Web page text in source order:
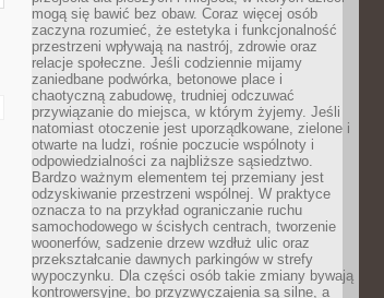
mogą się bawić bez obaw. Coraz więcej osób
zaczyna rozumieć, że estetyka i funkcjonalność
przestrzeni wpływają na nastrój, zdrowie oraz
relacje społeczne. Jeśli codziennie mijamy
zaniedbane podwórka, betonowe place i
chaotyczną zabudowę, trudniej odczuwać
przywiązanie do miejsca, w którym żyjemy. Jeśli
natomiast otoczenie jest uporządkowane, zielone i
otwarte na ludzi, rośnie poczucie wspólnoty i
odpowiedzialności za najbliższe sąsiedztwo.
Bardzo ważnym elementem tej przemiany jest
odzyskiwanie przestrzeni wspólnej. W praktyce
oznacza to na przykład ograniczanie ruchu
samochodowego w ścisłych centrach, tworzenie
woonerfów, sadzenie drzew wzdłuż ulic oraz
przekształcanie dawnych parkingów w strefy
wypoczynku. Dla części osób takie zmiany bywają
kontrowersyjne, bo przyzwyczajenia są silne, a